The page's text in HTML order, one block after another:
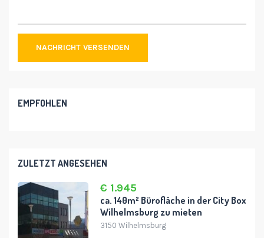
NACHRICHT VERSENDEN
EMPFOHLEN
ZULETZT ANGESEHEN
€ 1.945
ca. 140m² Bürofläche in der City Box
Wilhelmsburg zu mieten
3150 Wilhelmsburg